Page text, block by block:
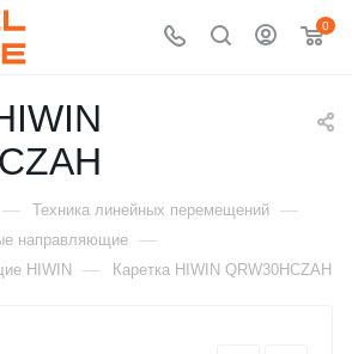
0
— Техника линейных перемещений —
направляющие —
HIWIN — Каретка HIWIN QRW30HCZAH